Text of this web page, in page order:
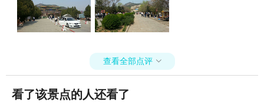
查看全部点评 
看了该景点的人还看了